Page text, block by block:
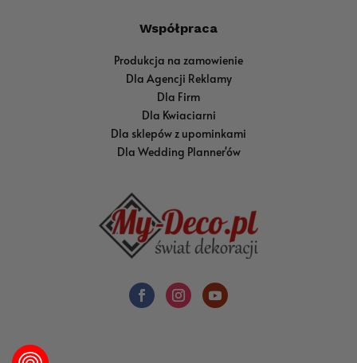
Współpraca
Produkcja na zamowienie
Dla Agencji Reklamy
Dla Firm
Dla Kwiaciarni
Dla sklepów z upominkami
Dla Wedding Planner'ów